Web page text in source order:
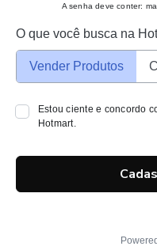
A senha deve conter:
O que você busca na
Vender Produtos
Estou ciente e concordo
Hotmart.